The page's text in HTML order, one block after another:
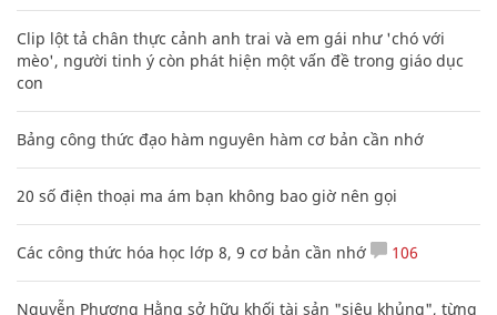
Clip lột tả chân thực cảnh anh trai và em gái như 'chó với
mèo', người tinh ý còn phát hiện một vấn đề trong giáo dục
con
Bảng công thức đạo hàm nguyên hàm cơ bản cần nhớ
20 số điện thoại ma ám bạn không bao giờ nên gọi
Các công thức hóa học lớp 8, 9 cơ bản cần nhớ 106
Nguyễn Phương Hằng sở hữu khối tài sản "siêu khủng", từng